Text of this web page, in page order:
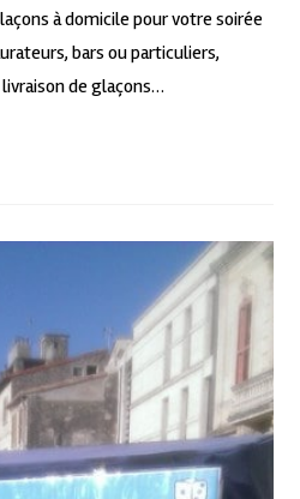
à domicile pour votre soirée
bars ou particuliers,
de glaçons…